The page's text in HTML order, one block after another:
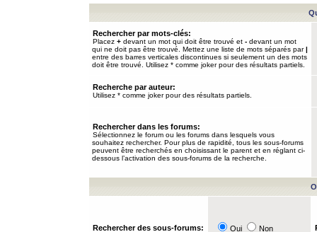
Rechercher par mots-clés:
Placez + devant un mot qui doit être trouvé et - devant un mot
qui ne doit pas être trouvé. Mettez une liste de mots séparés par|
entre des barres verticales discontinues si seulement un des mots
doit être trouvé. Utilisez * comme joker pour des résultats partiels.
Recherche par auteur:
Utilisez * comme joker pour des résultats partiels.
Rechercher dans les forums:
Sélectionnez le forum ou les forums dans lesquels vous
souhaitez rechercher. Pour plus de rapidité, tous les sous-forums
peuvent être recherchés en choisissant le parent et en réglant ci-
dessous l’activation des sous-forums de la recherche.
Rechercher des sous-forums: Oui Non